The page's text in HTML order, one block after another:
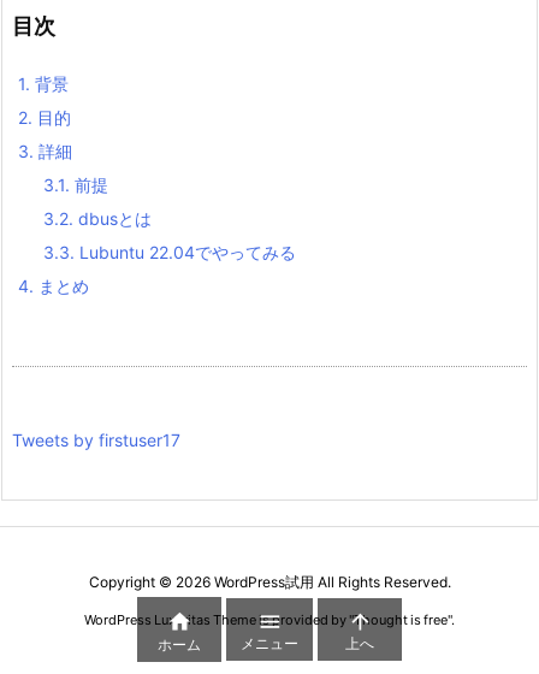
目次
1. 背景
2. 目的
3. 詳細
3.1. 前提
3.2. dbusとは
3.3. Lubuntu 22.04でやってみる
4. まとめ
Tweets by firstuser17
Copyright © 2026 WordPress試用 All Rights Reserved.
WordPress Luxeritas Theme is provided by "Thought is free".

ホーム

メニュー

上へ